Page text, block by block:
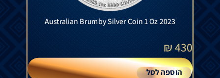
Australian Brumby Silver Coin 1 Oz 2023
430
₪
הוספה לסל